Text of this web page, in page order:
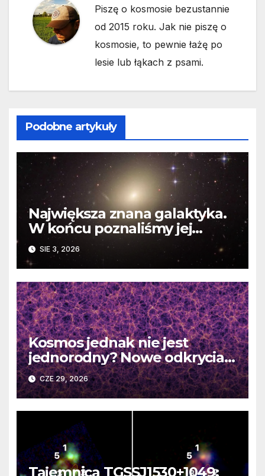
Piszę o kosmosie bezustannie
od 2015 roku. Jak nie piszę o
kosmosie, to pewnie łażę po
lesie lub łąkach z psami.
Podobne artykuły
Największa znana galaktyka.
W końcu poznaliśmy jej
faktyczne wymiary
SIE 3, 2026
Kosmos jednak nie jest
jednorodny? Nowe odkrycia
DESI burzą fundamentalne
zasady kosmologii
CZE 29, 2026
Tajemnica TGSSJ1530+1049: